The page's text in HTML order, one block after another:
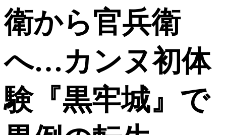
衛から官兵衛
へ…カンヌ初体
験『黒牢城』で